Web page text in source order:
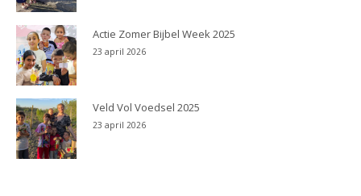
Actie Zomer Bijbel Week 2025
23 april 2026
Veld Vol Voedsel 2025
23 april 2026